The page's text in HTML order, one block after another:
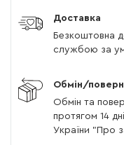
Доставка
Безкоштовна
службою за
Обмін/
Обмін та
протягом 14
України "Про